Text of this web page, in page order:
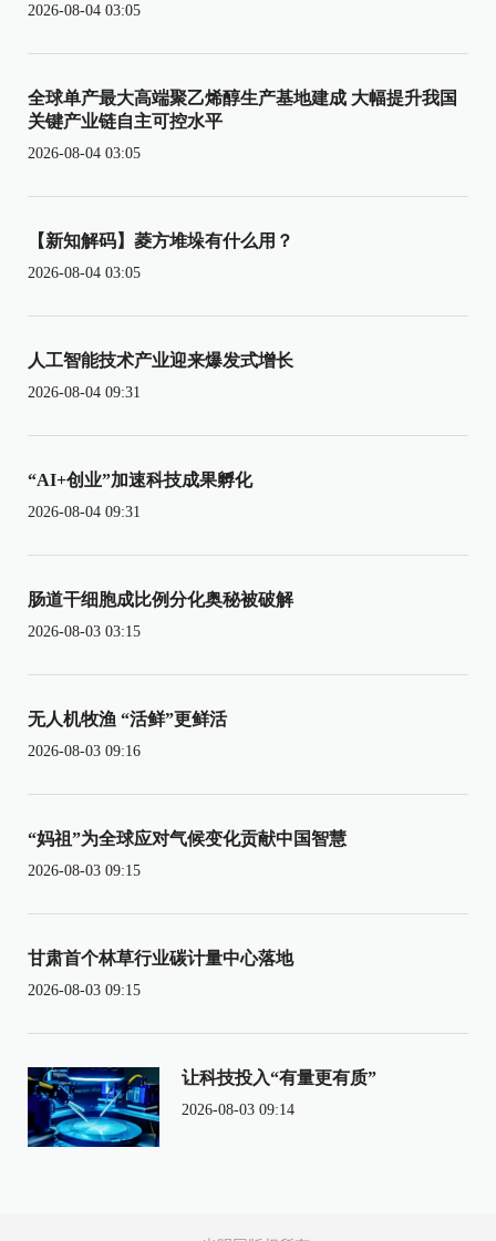
2026-08-04 03:05
全球单产最大高端聚乙烯醇生产基地建成 大幅提升我国
关键产业链自主可控水平
2026-08-04 03:05
【新知解码】菱方堆垛有什么用？
2026-08-04 03:05
人工智能技术产业迎来爆发式增长
2026-08-04 09:31
“AI+创业”加速科技成果孵化
2026-08-04 09:31
肠道干细胞成比例分化奥秘被破解
2026-08-03 03:15
无人机牧渔 “活鲜”更鲜活
2026-08-03 09:16
“妈祖”为全球应对气候变化贡献中国智慧
2026-08-03 09:15
甘肃首个林草行业碳计量中心落地
2026-08-03 09:15
让科技投入“有量更有质”
2026-08-03 09:14